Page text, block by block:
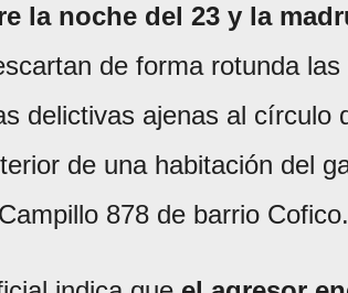
la noche del 23 y la
de forma rotunda
delictivas ajenas al círculo
de una habitación del
878 de barrio Cofico.